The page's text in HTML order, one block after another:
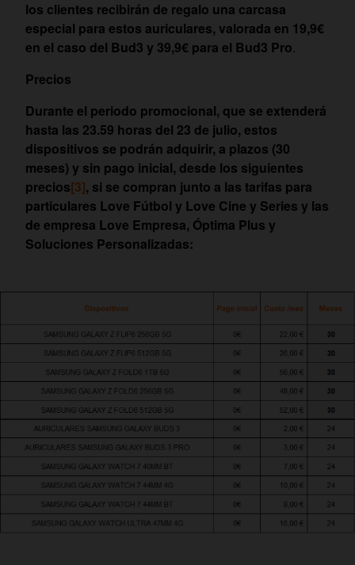
los clientes recibirán de regalo una carcasa
especial para estos auriculares, valorada en 19,9€
en el caso del Bud3 y 39,9€ para el Bud3 Pro.
Precios
Durante el periodo promocional, que se extenderá
hasta las 23.59 horas del 23 de julio, estos
dispositivos se podrán adquirir, a plazos (30
meses) y sin pago inicial, desde los siguientes
precios[3], si se compran junto a las tarifas para
particulares Love Fútbol y Love Cine y Series y las
de empresa Love Empresa, Óptima Plus y
Soluciones Personalizadas: